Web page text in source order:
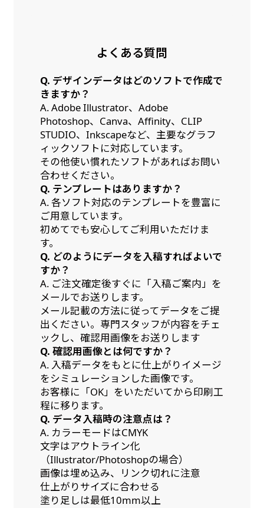
よくある質問
Q. デザインデータはどのソフトで作成で
きますか？
A. Adobe Illustrator、Adobe
Photoshop、Canva、Affinity、CLIP
STUDIO、Inkscapeなど、主要なグラフ
ィックソフトに対応しています。
その他使い慣れたソフトがあればお問い
合わせください。
Q. テンプレートはありますか？
A. 各ソフト対応のテンプレートを豊富に
ご用意しています。
初めてでも安心してご利用いただけま
す。
Q. どのようにデータを入稿すればよいで
すか？
A. ご注文確定後すぐに「入稿ご案内」を
メールでお送りします。
メール記載の方法に従ってデータをご提
出ください。専門スタッフが内容をチェ
ックし、確認用画像をお送りします
Q. 確認用画像とは何ですか？
A. 入稿データをもとに仕上がりイメージ
をシミュレーションした画像です。
お客様に「OK」をいただいてから印刷工
程に移ります。
Q. データ入稿時の注意点は？
A. カラーモードはCMYK
文字はアウトライン化
（Illustrator/Photoshopの場合）
画像は埋め込み、リンク切れに注意
仕上がりサイズに合わせる
塗り足しは最低10mm以上